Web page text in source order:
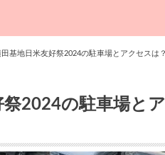
田基地日米友好祭2024の駐車場とアクセスは
祭2024の駐車場と